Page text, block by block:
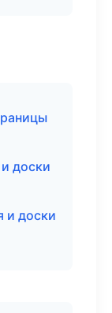
доски
и доски